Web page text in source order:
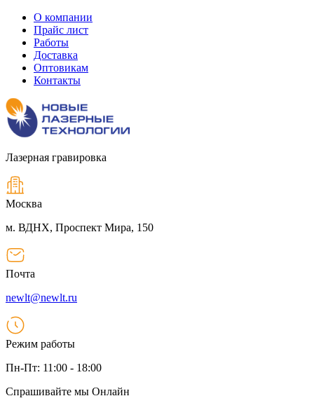
О компании
Прайс лист
Работы
Доставка
Оптовикам
Контакты
Лазерная гравировка
Москва
м. ВДНХ, Проспект Мира, 150
Почта
newlt@newlt.ru
Режим работы
Пн-Пт: 11:00 - 18:00
Спрашивайте мы Онлайн